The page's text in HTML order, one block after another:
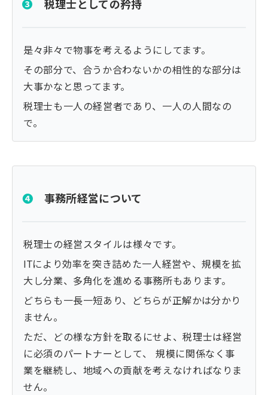
❸ 税理士としての矜持
是々非々で物事を考えるようにしてます。
その部分で、合うか合わないかの相性的な部分は
大事かなと思ってます。
税理士も一人の経営者であり、一人の人間なの
で。
❹ 事務所経営について
税理士の経営スタイルは様々です。
ITにより効率を突き詰めた一人経営や、規模を拡
大し分業、多角化を進める事務所もあります。
どちらも一長一短あり、どちらが正解かは分かり
ません。
ただ、どの様な方針を取るにせよ、税理士は経営
に必須のパートナーとして、 規模に関係なく事
業を継続し、地域への貢献を考えなければなりま
せん。